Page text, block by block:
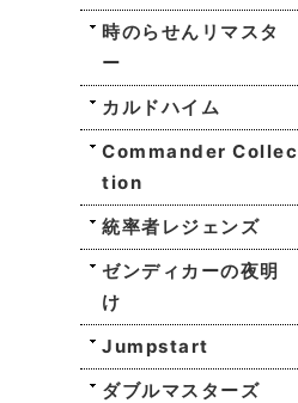
時のらせんリマスタ
ー
カルドハイム
Commander Collec
tion
統率者レジェンズ
ゼンディカーの夜明
け
Jumpstart
ダブルマスターズ